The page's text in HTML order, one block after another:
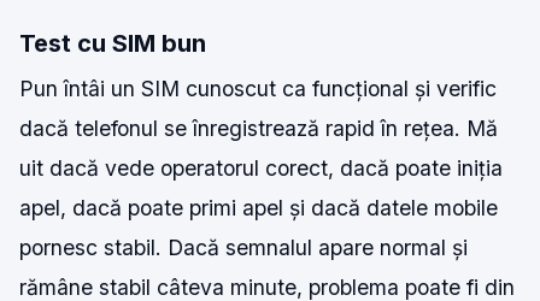
Test cu SIM bun
Pun întâi un SIM cunoscut ca funcțional și verific
dacă telefonul se înregistrează rapid în rețea. Mă
uit dacă vede operatorul corect, dacă poate iniția
apel, dacă poate primi apel și dacă datele mobile
pornesc stabil. Dacă semnalul apare normal și
rămâne stabil câteva minute, problema poate fi din